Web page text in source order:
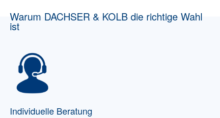
Warum DACHSER & KOLB die richtige Wahl
ist
Individuelle Beratung